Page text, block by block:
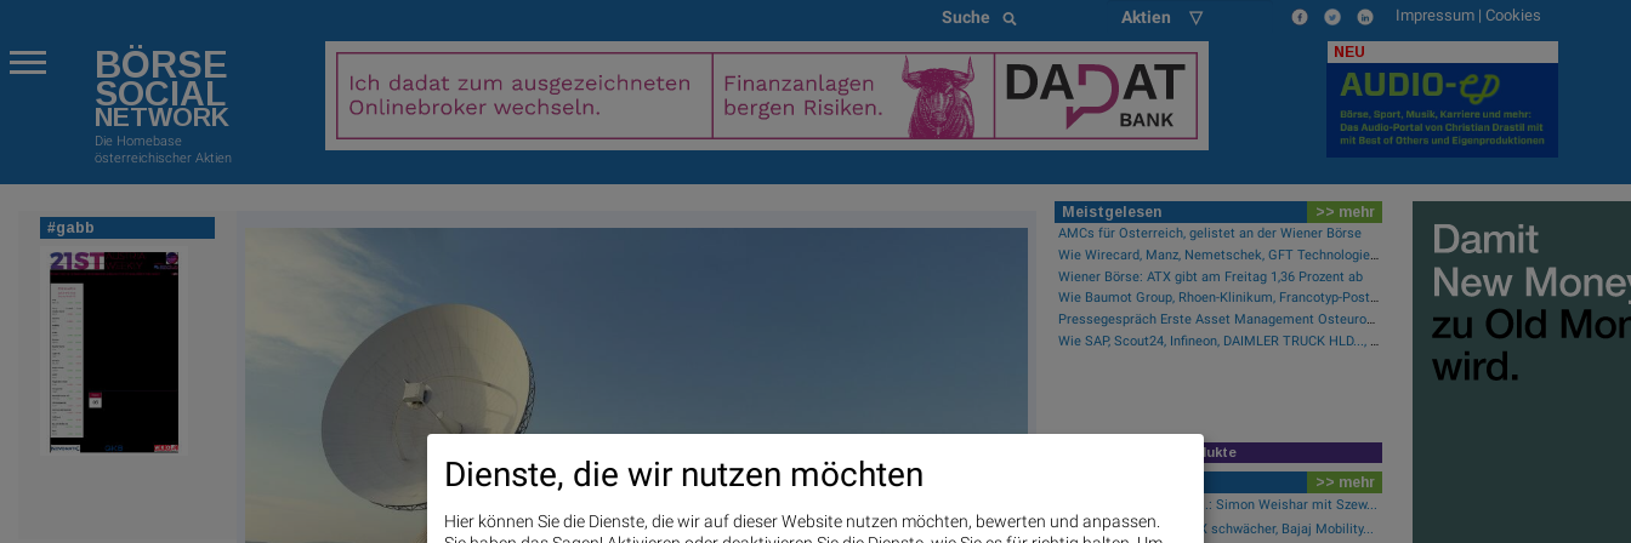
Suche Aktien ▽ Impressum | Cookies
BÖRSE
SOCIAL
NETWORK
Die Homebase
österreichischer Aktien
NEU
#gabb
Meistgelesen >> mehr
AMCs für Österreich, gelistet an der Wiener Börse
Wie Wirecard, Manz, Nemetschek, GFT Technologies, SAP und Rocket Internet für Gesprächsstoff sorgten
Wiener Börse: ATX gibt am Freitag 1,36 Prozent ab
Wie Baumot Group, Rhoen-Klinikum, Francotyp-Postalia, Tele Columbus, European Lithium und Lanxess für Gesprächsstoff sorgten
Pressegespräch Erste Asset Management Osteuropa Aktien
Wie SAP, Scout24, Infineon, DAIMLER TRUCK HLD..., Zalando und Allianz für Gesprächsstoff im DAX sorgten
PIR-Zeichnungsprodukte
>> mehr
wikifolio Champion per ..: Simon Weishar mit Szew...
Wiener Börse Party: ATX schwächer, Bajaj Mobility...
Dienste, die wir nutzen möchten
Hier können Sie die Dienste, die wir auf dieser Website nutzen möchten, bewerten und anpassen.